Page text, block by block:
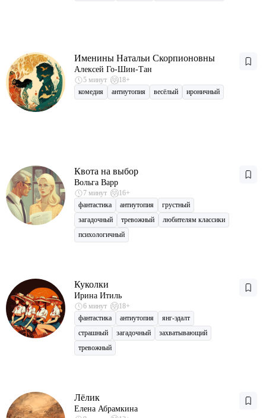
Именины Натальи Скорпионовны
Алексей Го-Шин-Тан
5 минут
18+
комедия
антиутопия весёлый ироничный
Квота на выбор
Вольга Варр
7 минут
16+
фантастика
антиутопия
грустный
загадочный
тревожный
любителям классики
психологичный
Куколки
Ирина Итиль
6 минут
18+
фантастика
антиутопия
янг-эдалт
страшный
загадочный
захватывающий
тревожный
Лёлик
Елена Абрамкина